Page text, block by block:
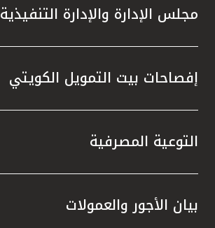
مصر
مملكة البحرين
مجلس الإدارة والإدارة التنفيذية
إفصاحات بيت التمويل الكويتي
التوعية المصرفية
بيان الأجور والعمولات